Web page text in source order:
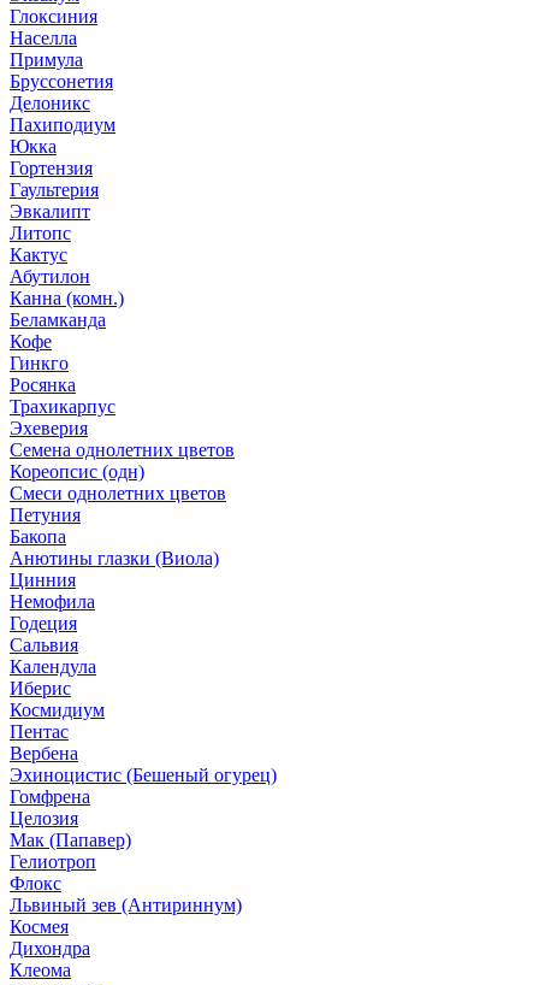
Глоксиния
Населла
Примула
Бруссонетия
Делоникс
Пахиподиум
Юкка
Гортензия
Гаультерия
Эвкалипт
Литопс
Кактус
Абутилон
Канна (комн.)
Беламканда
Кофе
Гинкго
Росянка
Трахикарпус
Эхеверия
Семена однолетних цветов
Кореопсис (одн)
Смеси однолетних цветов
Петуния
Бакопа
Анютины глазки (Виола)
Цинния
Немофила
Годеция
Сальвия
Календула
Иберис
Космидиум
Пентас
Вербена
Эхиноцистис (Бешеный огурец)
Гомфрена
Целозия
Мак (Папавер)
Гелиотроп
Флокс
Львиный зев (Антириннум)
Космея
Дихондра
Клеома